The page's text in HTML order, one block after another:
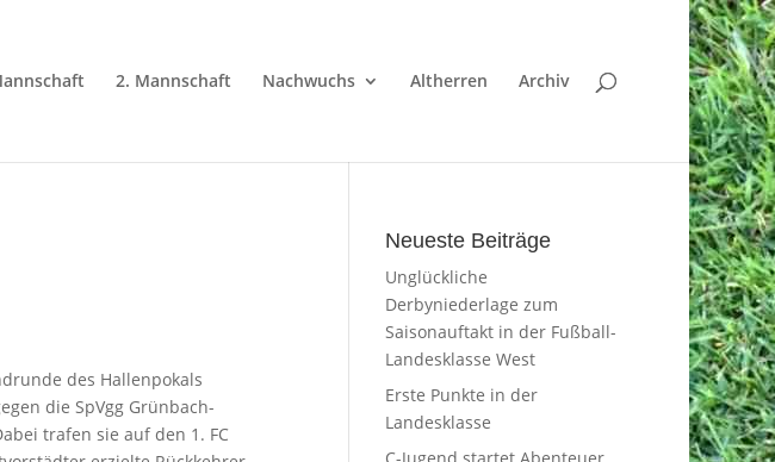
2. Mannschaft Nachwuchs Altherren Archiv
des Hallenpokals
die SpVgg Grünbach-
trafen sie auf den 1. FC
Neueste Beiträge
Unglückliche
Derbyniederlage zum
Saisonauftakt in der Fußball-
Landesklasse West
Erste Punkte in der
Landesklasse